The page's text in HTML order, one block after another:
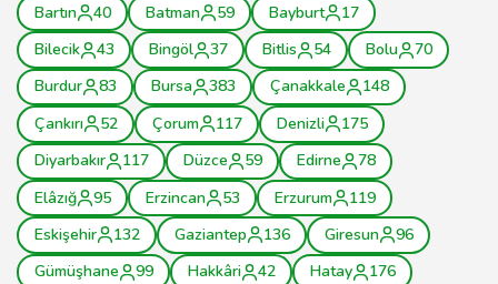
Bartın
40 Batman 59 Bayburt
17
Bilecik
43 Bingöl 37 Bitlis 54 Bolu
70
Burdur
83 Bursa 383 Çanakkale
148
Çankırı
52 Çorum 117 Denizli
175
Diyarbakır
117 Düzce 59 Edirne
78
Elâzığ
95 Erzincan 53 Erzurum
119
Eskişehir
132 Gaziantep 136 Giresun
96
Gümüşhane
99 Hakkâri 42 Hatay
176